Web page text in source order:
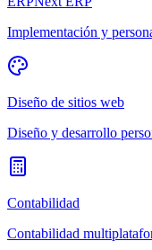
Implementación y
Diseño de sitios web
Diseño y desarrollo
Contabilidad
Contabilidad